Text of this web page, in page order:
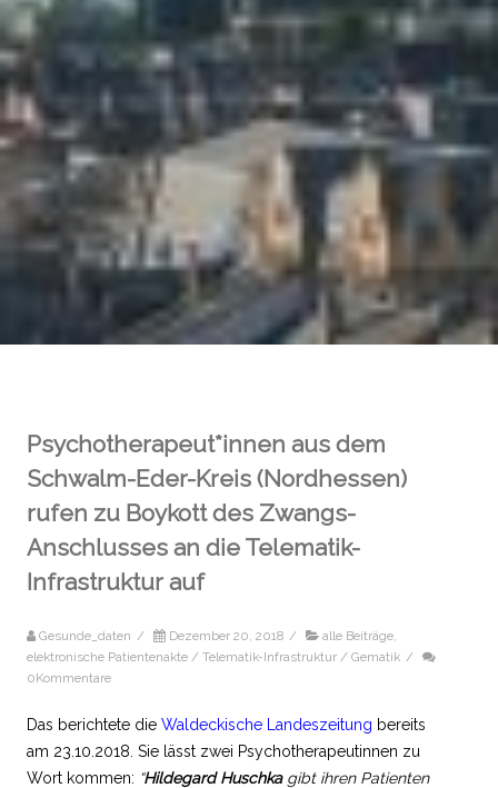
Psychotherapeut*innen aus dem
Schwalm-Eder-Kreis (Nordhessen)
rufen zu Boykott des Zwangs-
Anschlusses an die Telematik-
Infrastruktur auf
Gesunde_daten / Dezember 20, 2018 / alle Beiträge
elektronische Patientenakte / Telematik-Infrastruktur / Gematik /
0Kommentare
Das berichtete die Waldeckische Landeszeitung bereits
am 23.10.2018. Sie lässt zwei Psychotherapeutinnen zu
Wort kommen: “Hildegard Huschkagibt ihren Patienten